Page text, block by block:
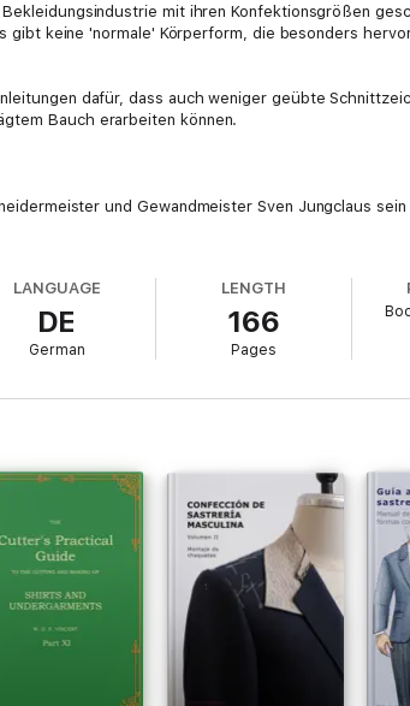
mit ihren Konfektionsgrößen
gibt keine 'normale' Körperform, die besonders
dafür, dass auch weniger geübte
Bauch erarbeiten können.
und Gewandmeister Sven Jungclaus
LANGUAGE
DE
German
LENGTH
166
Pages